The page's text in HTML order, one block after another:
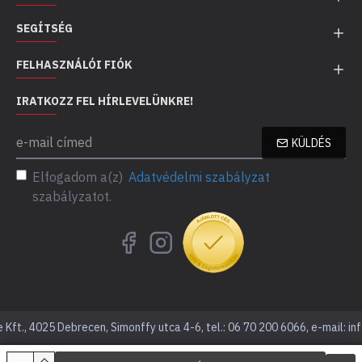
SEGÍTSÉG
FELHASZNÁLÓI FIÓK
IRATKOZZ FEL HÍRLEVELÜNKRE!
KÜLDÉS
Elfogadom a(z) Adatvédelmi szabályzat
szabályzatot.
4025 Debrecen, Simonffy utca 4-6, tel.: 06 70 200 6066, e-mail: